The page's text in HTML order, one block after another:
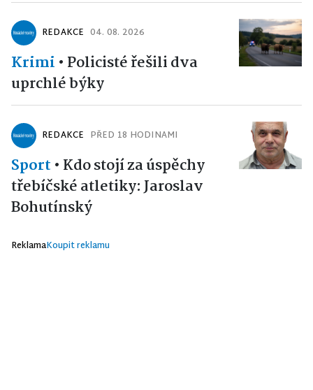
REDAKCE 04. 08. 2026
Krimi • Policisté řešili dva
uprchlé býky
REDAKCE PŘED 18 HODINAMI
Sport • Kdo stojí za úspěchy
třebíčské atletiky: Jaroslav
Bohutínský
ReklamaKoupit reklamu